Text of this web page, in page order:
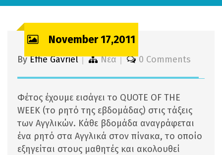
November 17,2011
ByEffie Gavriel Νέα 0 Comments
Φέτος έχουμε εισάγει το QUOTE OF THE
WEEK (το ρητό της εβδομάδας) στις τάξεις
των Αγγλικών. Κάθε βδομάδα αναγράφεται
ένα ρητό στα Αγγλικά στον πίνακα, το οποίο
εξηγείται στους μαθητές και ακολουθεί